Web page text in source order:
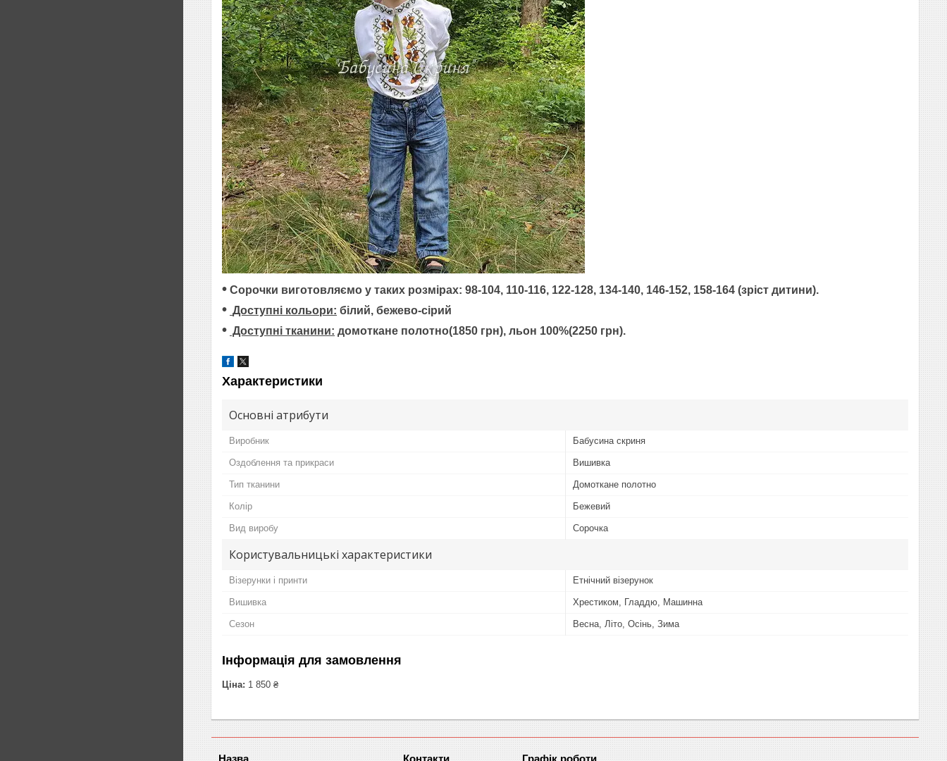
• Сорочки виготовляємо у таких розмірах: 98-104, 110-116, 122-128, 134-140, 146-152, 158-164 (зріст дитини).
• Доступні кольори: білий, бежево-сірий
• Доступні тканини: домоткане полотно(1850 грн), льон 100%(2250 грн).
Характеристики
Основні атрибути
Виробник Бабусина скриня
Оздоблення та прикраси Вишивка
Тип тканини Домоткане полотно
Колір Бежевий
Вид виробу Сорочка
Користувальницькі характеристики
Візерунки і принти Етнічний візерунок
Вишивка Хрестиком, Гладдю, Машинна
Сезон Весна, Літо, Осінь, Зима
Інформація для замовлення
Ціна: 1 850 ₴
Графік роботи